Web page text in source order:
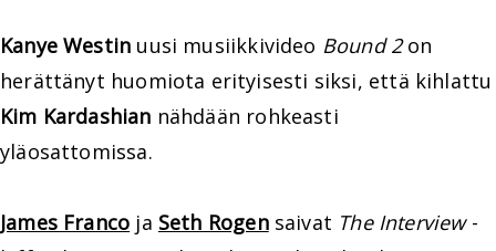
Kanye Westin uusi musiikkivideo Bound 2on
herättänyt huomiota erityisesti siksi, että kihlattu
Kim Kardashian nähdään rohkeasti
yläosattomissa.
James Franco ja Seth Rogensaivat The Interview-